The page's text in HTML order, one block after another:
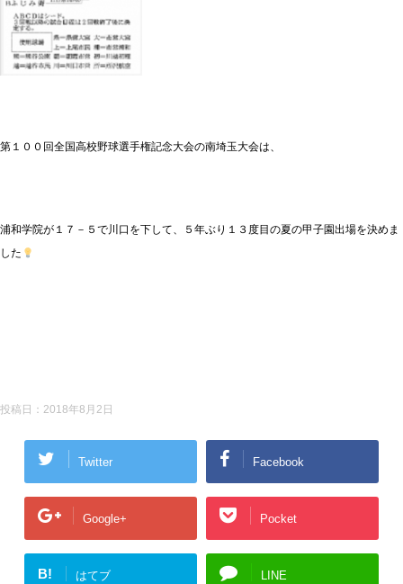
第１００回全国高校野球選手権記念大会の南埼玉大会は、
浦和学院が１７－５で川口を下して、５年ぶり１３度目の夏の甲子園出場を決めま
した
投稿日： 2018年8月2日
Twitter Facebook
Google+ Pocket
B! はてブ LINE